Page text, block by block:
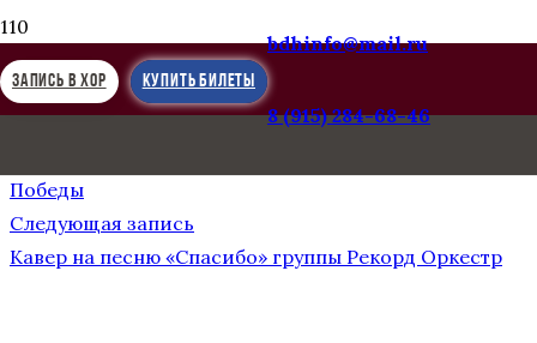
ЗАПИСЬ В ХОР КУПИТЬ БИЛЕТЫ
bdhinfo@mail.ru
8 (915) 284-68-46
Предыдущая запись
Победы
Следующая запись
Кавер на песню «Спасибо» группы Рекорд Оркестр